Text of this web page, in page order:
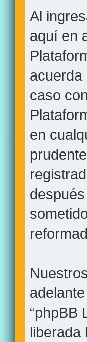
Al
aquí en
acuerda
caso
en
adelante
“phpBB
liberada